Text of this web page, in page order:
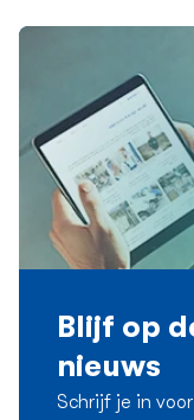
Blijf op
nieuws
Schrijf je in